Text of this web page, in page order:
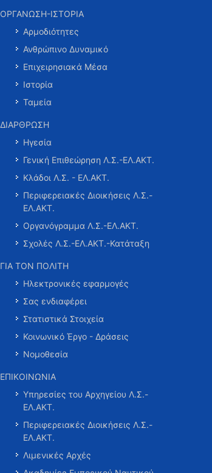
ΟΡΓΑΝΩΣΗ-ΙΣΤΟΡΙΑ
Αρμοδιότητες
Ανθρώπινο Δυναμικό
Επιχειρησιακά Μέσα
Ιστορία
Ταμεία
ΔΙΑΡΘΡΩΣΗ
Ηγεσία
Γενική Επιθεώρηση Λ.Σ.-ΕΛ.ΑΚΤ.
Κλάδοι Λ.Σ. - ΕΛ.ΑΚΤ.
Περιφερειακές Διοικήσεις Λ.Σ.-
ΕΛ.ΑΚΤ.
Οργανόγραμμα Λ.Σ.-ΕΛ.ΑΚΤ.
Σχολές Λ.Σ.-ΕΛ.ΑΚΤ.-Κατάταξη
ΓΙΑ ΤΟΝ ΠΟΛΙΤΗ
Ηλεκτρονικές εφαρμογές
Σας ενδιαφέρει
Στατιστικά Στοιχεία
Κοινωνικό Έργο - Δράσεις
Νομοθεσία
ΕΠΙΚΟΙΝΩΝΙΑ
Υπηρεσίες του Αρχηγείου Λ.Σ.-
ΕΛ.ΑΚΤ.
Περιφερειακές Διοικήσεις Λ.Σ.-
ΕΛ.ΑΚΤ.
Λιμενικές Αρχές